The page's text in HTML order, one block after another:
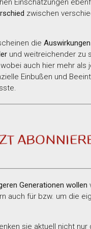
Einschätzungen
zwischen
die
und weitreichender zu
auch hier mehr als
Einbußen und
Generationen wollen
auch für bzw. um die
sie aktuell nicht nur